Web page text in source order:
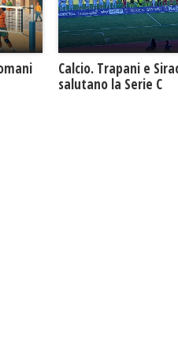
Calcio. Trapani e
salutano la Serie C